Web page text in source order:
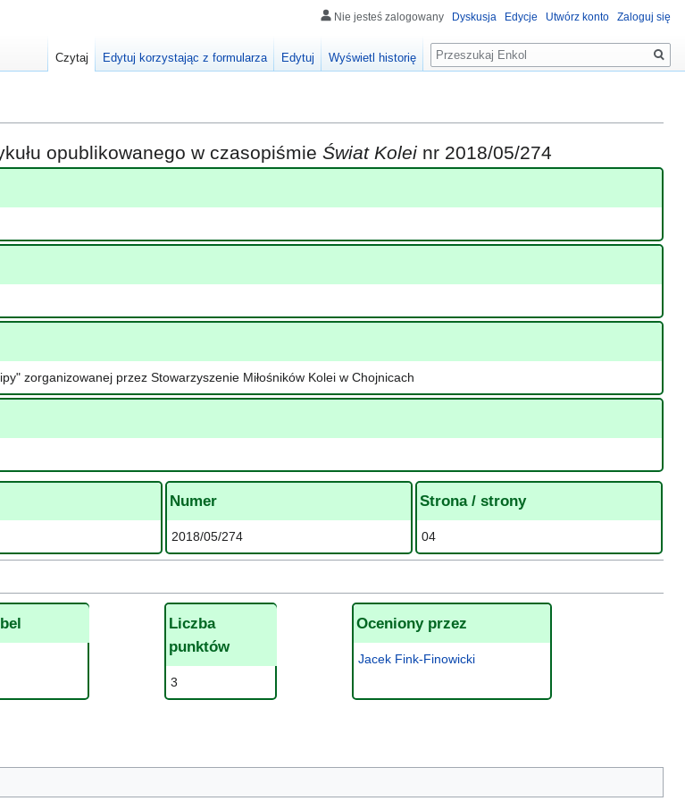
opublikowanego w czasopiśmie Świat Kolei nr 2018/05/274
zorganizowanej przez Stowarzyszenie Miłośników Kolei w Chojnicach
Numer
2018/05/274
Strona / strony
04
Liczba
punktów
3
Oceniony przez
Jacek Fink-Finowicki
Nie jesteś zalogowany Dyskusja Edycje Utwórz konto Zaloguj się
Czytaj Edytuj korzystając z formularza Edytuj Wyświetl historię
Szukaj